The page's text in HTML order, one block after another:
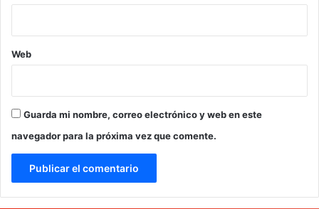
Web
Guarda mi nombre, correo electrónico y web en este
navegador para la próxima vez que comente.